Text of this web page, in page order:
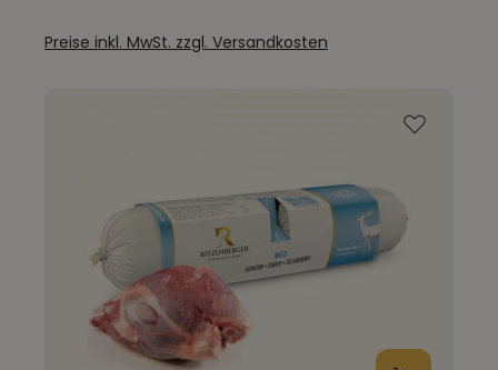
Preise inkl. MwSt. zzgl. Versandkosten